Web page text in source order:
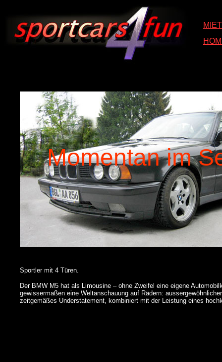
Momentan im
Sportler mit 4 Türen.
Der BMW M5 hat als Limousine – ohne Zweifel eine eigene
gewissermaßen eine Weltanschauung auf Rädern:
zeitgemäßes Understatement, kombiniert mit der Leistung eines